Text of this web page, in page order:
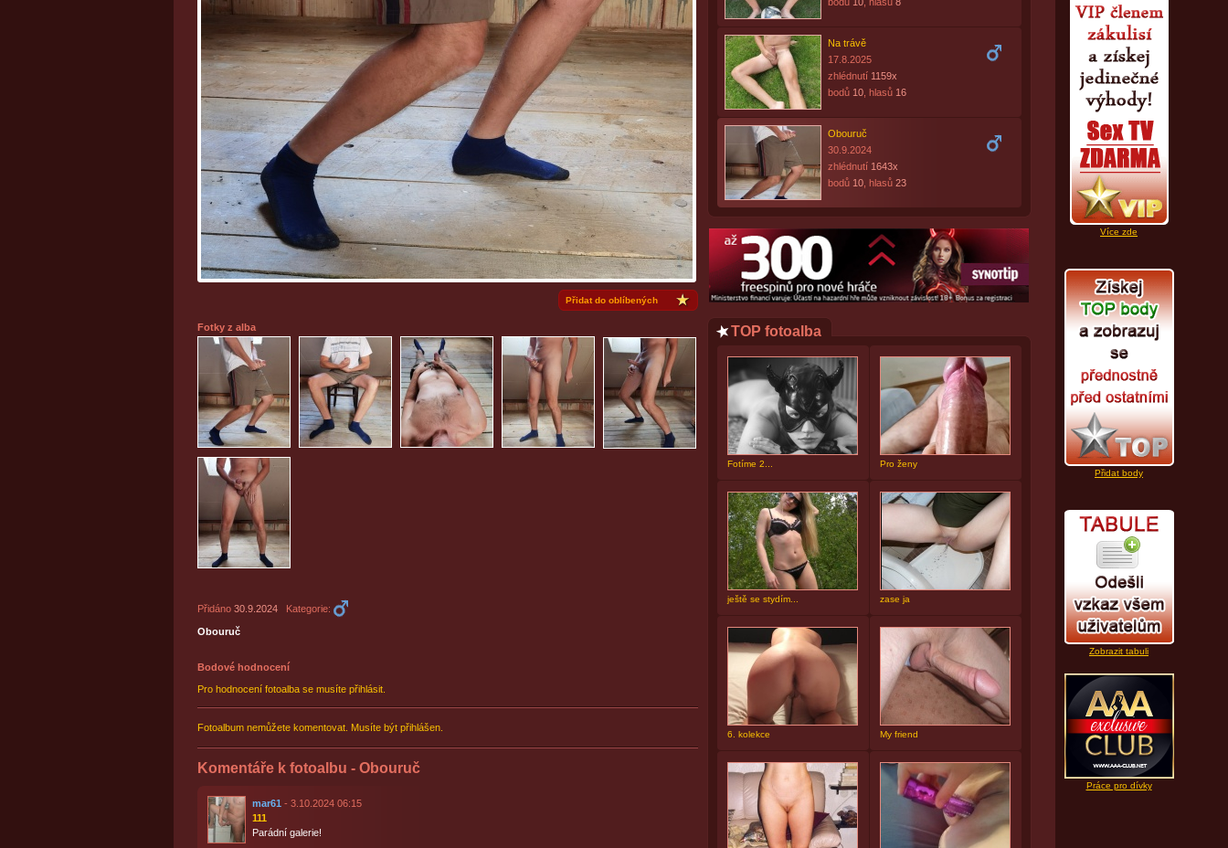
Více zde
Přidat body
Zobrazit tabuli
Práce pro dívky
Přidat do oblíbených
Fotky z alba
Přidáno 30.9.2024 Kategorie:
Obouruč
Bodové hodnocení
Pro hodnocení fotoalba se musíte přihlásit.
Fotoalbum nemůžete komentovat. Musíte být přihlášen.
Komentáře k fotoalbu - Obouruč
mar61 - 3.10.2024 06:15
111
Parádní galerie!
Na trávě
17.8.2025
zhlédnutí 1159x
bodů 10, hlasů 16
Obouruč
30.9.2024
zhlédnutí 1643x
bodů 10, hlasů 23
TOP fotoalba
Fotíme 2... Pro ženy
ještě se stydím... zase ja
6. kolekce My friend